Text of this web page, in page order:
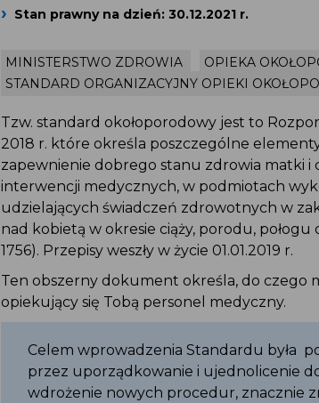
Stan prawny na dzień: 30.12.2021 r.
MINISTERSTWO ZDROWIA OPIEKA
STANDARD ORGANIZACYJNY OPIEKI
Tzw. standard okołoporodowy jest to
2018 r. które określa poszczególne
zapewnienie dobrego stanu zdrowia matki
interwencji medycznych, w podmiotach
udzielających świadczeń zdrowotnych w
nad kobietą w okresie ciąży, porodu,
1756). Przepisy weszły w życie 01.01.2019 r.
Ten obszerny dokument określa, do czego
opiekujący się Tobą personel medyczny.
Celem wprowadzenia Standardu była
przez uporządkowanie i ujednolicenie
wdrożenie nowych procedur, znacznie